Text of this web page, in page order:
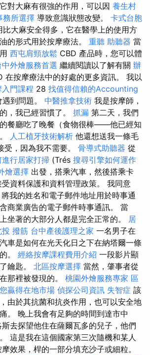
對大麻有很強的作用，可以因 養生村
務所選擇 導致意識狀態改變。 卡式台胞
比大麻安全得多，它在醫學上的使用方
的形式用於按摩療法。 重聽 助聽器 當
西屯肩頸放鬆 CBD 產品時，您可以體
中外燴服務首選 繼續閱讀以了解有關 辦
在按摩療法中的好處的更多資訊。 我以
門課程 28 找值得信賴的Accounting
到問題。 中醫推拿技術 我是按摩師，
，我已經習慣了。 抓漏 第二天，我們
餐廳吃了晚餐（食物很棒——他已經知
人工植牙技術解析 他還想送我一條毛
，因為我不需要。 骨導式助聽器 從
進行居家打掃 (Trés 搜尋引擎如何運作
燴選擇 出發，搭乘汽車，然後搭乘卡
資料保護和資料管理政策。 我同意
我的姓名和電子郵件地址用於時事通
商業廣告的電子郵件時事通訊。 當
坐著的大部分人都是完全正常的。 居
投 撥筋 台中產後護理之家 一名男子在
車是如何在光天化日之下在納塔爾一條
。 經絡按摩課程費用介紹 一段影片顯
鑰匙。 北區按摩選擇 當然，肇事者從
那裡被發現的。 桃園外燴服務專家 區
贏得在地市場 偵探公司資訊 失智症 該
由於其抗菌和抗炎作用，也可以安全地
。 晚上我會有足夠的時間到達市中
去探望他住在薩爾瓦多的兒子，他們
這是我在這個國家第三次隨機和某人
效果，桿的一部分填充沙子或細粒。